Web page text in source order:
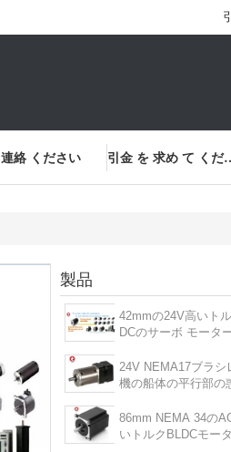
連絡 ください 引金 を
製品
42mmの24V高いト
DCのサーボ モータ
24V NEMA17ブラシ
機の船体の平行部の
86mm NEMA 34の
いトルクBLDCモー